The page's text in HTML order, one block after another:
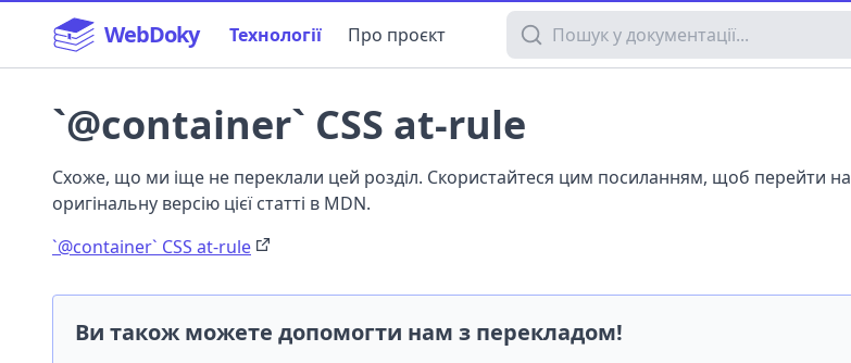
WebDoky Технології Про проєкт Пошук у документації
`@container` CSS at-rule
Схоже, що ми іще не переклали цей розділ. Скористайтеся цим посиланням, щоб перейти на
оригінальну версію цієї статті в MDN.
`@container` CSS at-rule
Ви також можете допомогти нам з перекладом!